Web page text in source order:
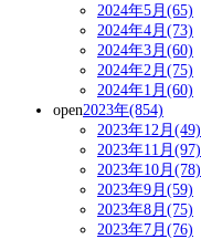
2024年5月(65)
2024年4月(73)
2024年3月(60)
2024年2月(75)
2024年1月(60)
open2023年(854)
2023年12月(49)
2023年11月(97)
2023年10月(78)
2023年9月(59)
2023年8月(75)
2023年7月(76)